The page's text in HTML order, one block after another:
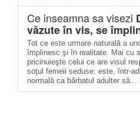
Ce inseamna sa visezi
văzute în vis, se
Tot ce este urmare naturală a
împlinesc şi în realitate. Mai cu
pricinuieşte celui ce are visul
soţul femeii seduse: este, într-
normală ca bărbatul adulter